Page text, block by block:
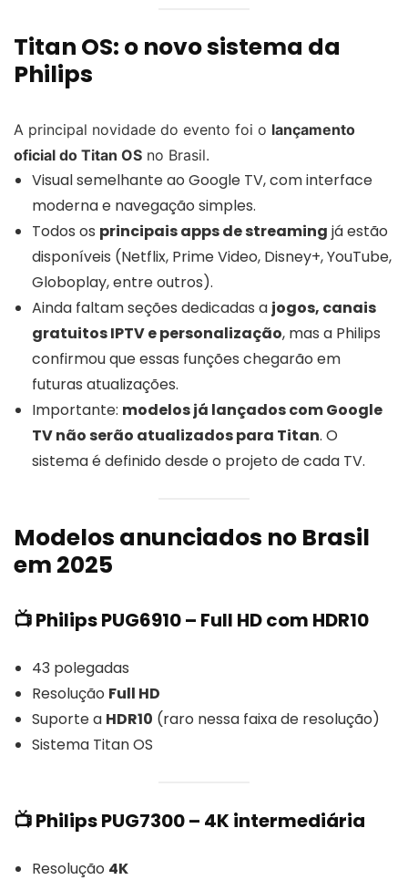
Titan OS: o novo sistema da
Philips
A principal novidade do evento foi o lançamento
oficial do Titan OS no Brasil.
Visual semelhante ao Google TV, com interface
moderna e navegação simples.
Todos os principais apps de streaming já estão
disponíveis (Netflix, Prime Video, Disney+, YouTube,
Globoplay, entre outros).
Ainda faltam seções dedicadas a jogos, canais
gratuitos IPTV e personalização, mas a Philips
confirmou que essas funções chegarão em
futuras atualizações.
Importante: modelos já lançados com Google
TV não serão atualizados para Titan. O
sistema é definido desde o projeto de cada TV.
Modelos anunciados no Brasil
em 2025
📺 Philips PUG6910 – Full HD com HDR10
43 polegadas
Resolução Full HD
Suporte a HDR10 (raro nessa faixa de resolução)
Sistema Titan OS
📺 Philips PUG7300 – 4K intermediária
Resolução 4K